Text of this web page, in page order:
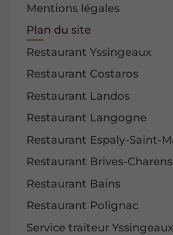
Mentions légales
Plan du site
Restaurant Yssingeaux
Restaurant Costaros
Restaurant Landos
Restaurant Langogne
Restaurant Espaly-Saint-
Restaurant Brives-
Restaurant Bains
Restaurant Polignac
Service traiteur Yssingeaux